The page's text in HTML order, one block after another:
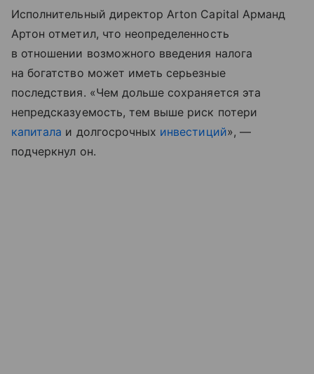
Исполнительный директор Arton Capital Арманд
Артон отметил, что неопределенность
в отношении возможного введения налога
на богатство может иметь серьезные
последствия. «Чем дольше сохраняется эта
непредсказуемость, тем выше риск потери
капитала и долгосрочных инвестиций», —
подчеркнул он.